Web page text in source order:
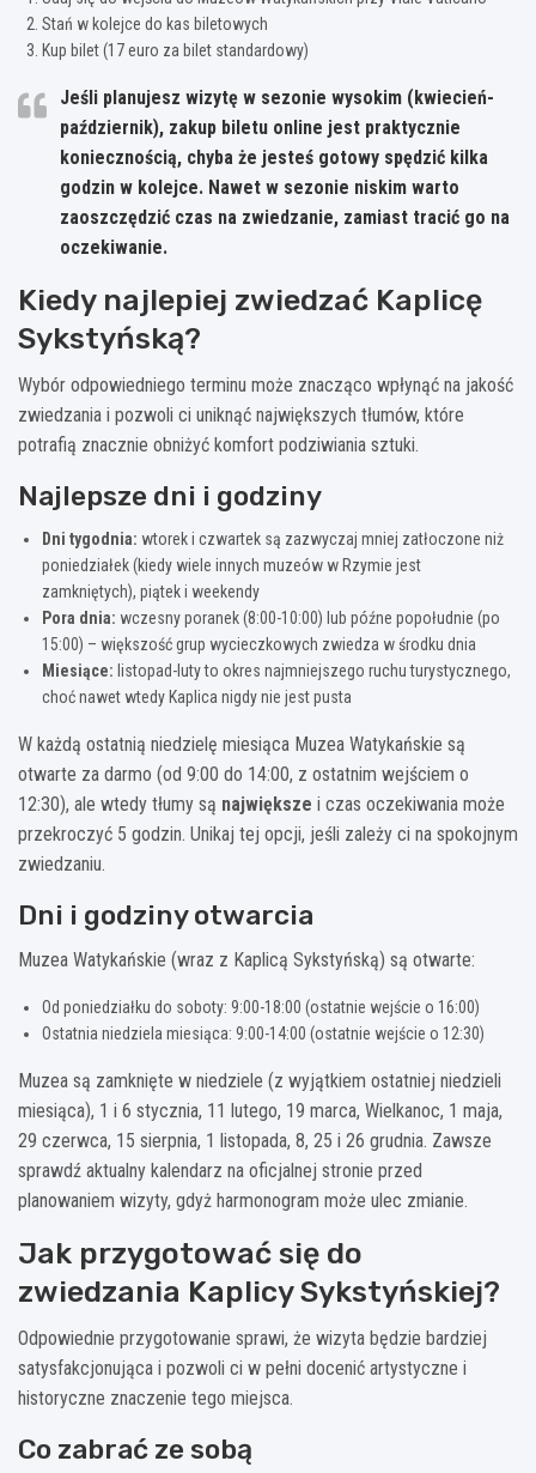
Stań w kolejce do kas biletowych
Kup bilet (17 euro za bilet standardowy)
Jeśli planujesz wizytę w sezonie wysokim (kwiecień-
październik), zakup biletu online jest praktycznie
koniecznością, chyba że jesteś gotowy spędzić kilka
godzin w kolejce. Nawet w sezonie niskim warto
zaoszczędzić czas na zwiedzanie, zamiast tracić go na
oczekiwanie.
Kiedy najlepiej zwiedzać Kaplicę
Sykstyńską?
Wybór odpowiedniego terminu może znacząco wpłynąć na jakość
zwiedzania i pozwoli ci uniknąć największych tłumów, które
potrafią znacznie obniżyć komfort podziwiania sztuki.
Najlepsze dni i godziny
Dni tygodnia: wtorek i czwartek są zazwyczaj mniej zatłoczone niż
poniedziałek (kiedy wiele innych muzeów w Rzymie jest
zamkniętych), piątek i weekendy
Pora dnia: wczesny poranek (8:00-10:00) lub późne popołudnie (po
15:00) – większość grup wycieczkowych zwiedza w środku dnia
Miesiące: listopad-luty to okres najmniejszego ruchu turystycznego,
choć nawet wtedy Kaplica nigdy nie jest pusta
W każdą ostatnią niedzielę miesiąca Muzea Watykańskie są
otwarte za darmo (od 9:00 do 14:00, z ostatnim wejściem o
12:30), ale wtedy tłumy są największe i czas oczekiwania może
przekroczyć 5 godzin. Unikaj tej opcji, jeśli zależy ci na spokojnym
zwiedzaniu.
Dni i godziny otwarcia
Muzea Watykańskie (wraz z Kaplicą Sykstyńską) są otwarte:
Od poniedziałku do soboty: 9:00-18:00 (ostatnie wejście o 16:00)
Ostatnia niedziela miesiąca: 9:00-14:00 (ostatnie wejście o 12:30)
Muzea są zamknięte w niedziele (z wyjątkiem ostatniej niedzieli
miesiąca), 1 i 6 stycznia, 11 lutego, 19 marca, Wielkanoc, 1 maja,
29 czerwca, 15 sierpnia, 1 listopada, 8, 25 i 26 grudnia. Zawsze
sprawdź aktualny kalendarz na oficjalnej stronie przed
planowaniem wizyty, gdyż harmonogram może ulec zmianie.
Jak przygotować się do
zwiedzania Kaplicy Sykstyńskiej?
Odpowiednie przygotowanie sprawi, że wizyta będzie bardziej
satysfakcjonująca i pozwoli ci w pełni docenić artystyczne i
historyczne znaczenie tego miejsca.
Co zabrać ze sobą